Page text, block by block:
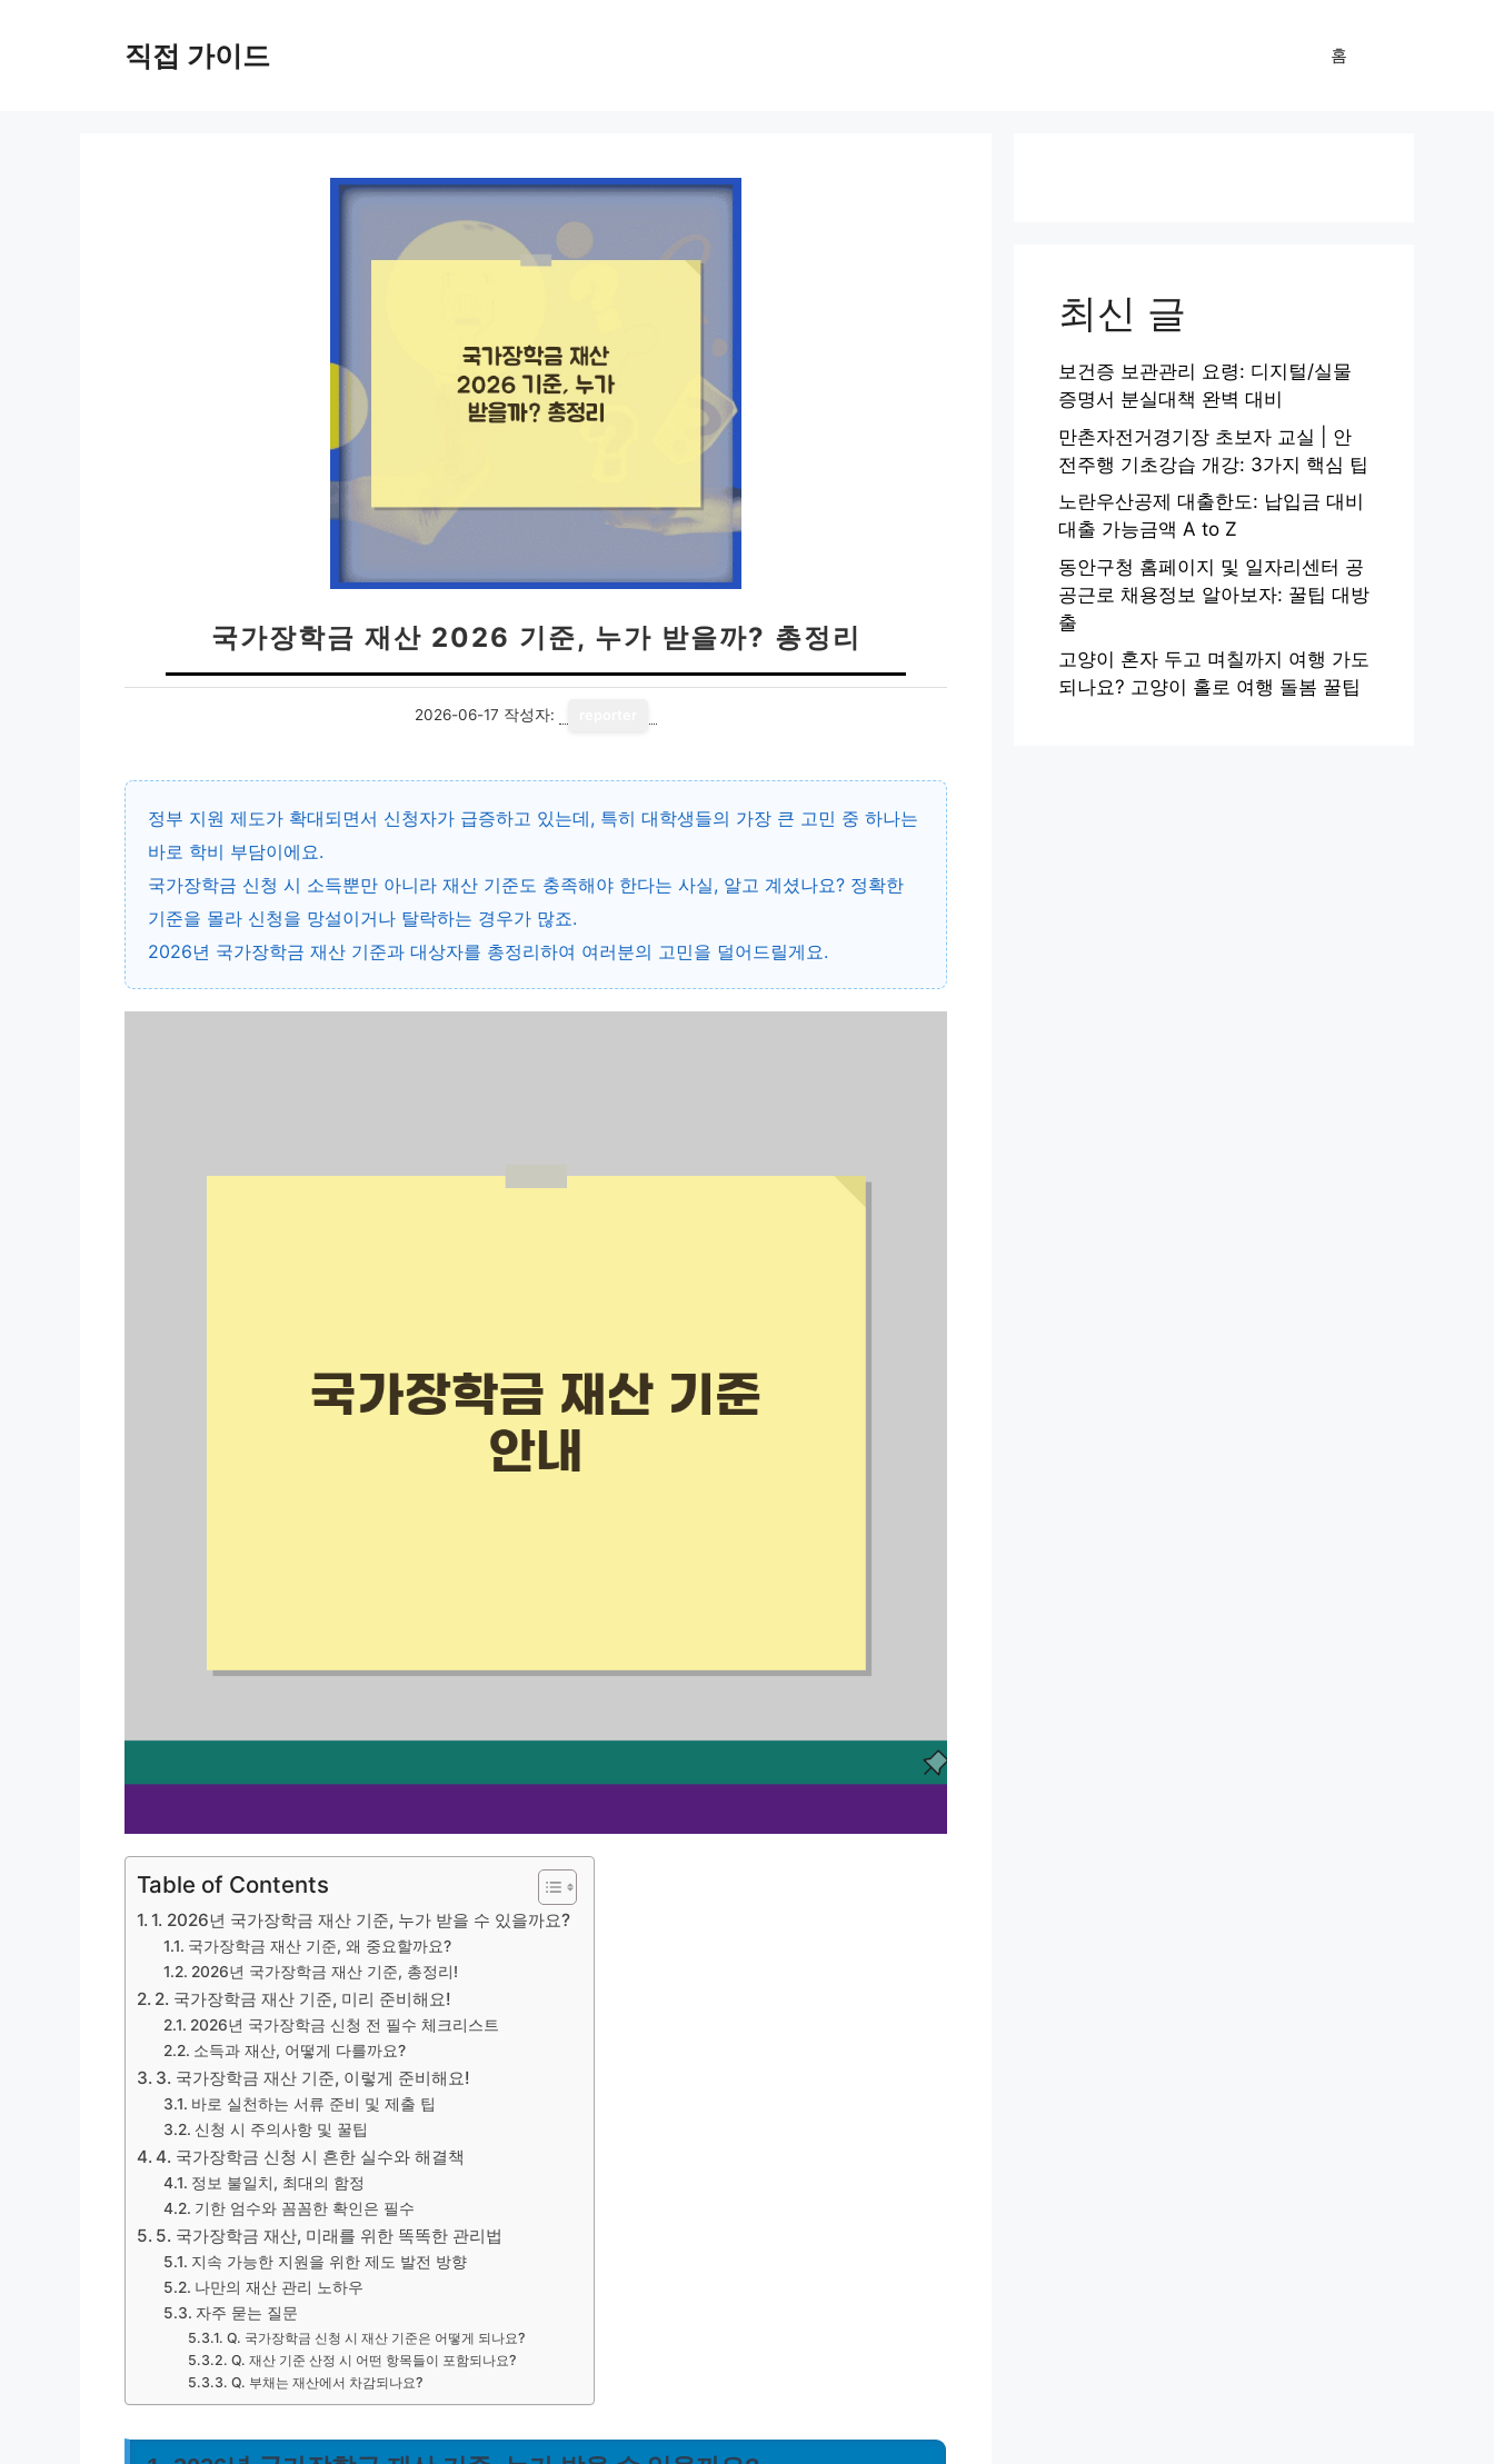
직접 가이드 홈
국가장학금 재산 2026 기준, 누가 받을까? 총정리
2026-06-17 작성자:
정부 지원 제도가 확대되면서 신청자가 급증하고 있는데, 특히 대학생들의 가장 큰 고민 중 하나는
바로 학비 부담이에요.
국가장학금 신청 시 소득뿐만 아니라 재산 기준도 충족해야 한다는 사실, 알고 계셨나요? 정확한
기준을 몰라 신청을 망설이거나 탈락하는 경우가 많죠.
2026년 국가장학금 재산 기준과 대상자를 총정리하여 여러분의 고민을 덜어드릴게요.
Table of Contents
1. 2026년 국가장학금 재산 기준, 누가 받을 수 있을까요?
국가장학금 재산 기준, 왜 중요할까요?
2026년 국가장학금 재산 기준, 총정리!
2. 국가장학금 재산 기준, 미리 준비해요!
2026년 국가장학금 신청 전 필수 체크리스트
소득과 재산, 어떻게 다를까요?
3. 국가장학금 재산 기준, 이렇게 준비해요!
바로 실천하는 서류 준비 및 제출 팁
신청 시 주의사항 및 꿀팁
4. 국가장학금 신청 시 흔한 실수와 해결책
정보 불일치, 최대의 함정
기한 엄수와 꼼꼼한 확인은 필수
5. 국가장학금 재산, 미래를 위한 똑똑한 관리법
지속 가능한 지원을 위한 제도 발전 방향
나만의 재산 관리 노하우
자주 묻는 질문
Q. 국가장학금 신청 시 재산 기준은 어떻게 되나요?
Q. 재산 기준 산정 시 어떤 항목들이 포함되나요?
Q. 부채는 재산에서 차감되나요?
최신 글
보건증 보관관리 요령: 디지털/실물
증명서 분실대책 완벽 대비
만촌자전거경기장 초보자 교실 | 안
전주행 기초강습 개강: 3가지 핵심 팁
노란우산공제 대출한도: 납입금 대비
대출 가능금액 A to Z
동안구청 홈페이지 및 일자리센터 공
공근로 채용정보 알아보자: 꿀팁 대방
출
고양이 혼자 두고 며칠까지 여행 가도
되나요? 고양이 홀로 여행 돌봄 꿀팁